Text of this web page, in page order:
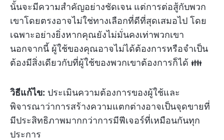
นั้นจะมีความสำคัญอย่างชัดเจน แต่การต่อสู้กับพวก
เขาโดยตรงอาจไม่ใช่ทางเลือกที่ดีที่สุดเสมอไป โดย
เฉพาะอย่างยิ่งหากคุณยังไม่มั่นคงเท่าพวกเขา
นอกจากนี้ ผู้ใช้ของคุณอาจไม่ได้ต้องการหรือจำเป็น
ต้องมีสิ่งเดียวกับที่ผู้ใช้ของพวกเขาต้องการก็ได้ 👪
วิธีแก้ไข: ประเมินความต้องการของผู้ใช้และ
พิจารณาว่าการสร้างความแตกต่างอาจเป็นจุดขายที่
มีประสิทธิภาพมากกว่าการมีฟีเจอร์ที่เหมือนกันทุก
ประการ